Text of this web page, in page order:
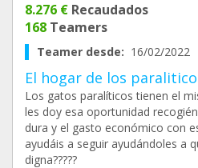
8.276 € Recaudados
168 Teamers
Teamer desde: 16/02/2022
El hogar de los
Los gatos paralíticos tienen el
les doy esa oportunidad
dura y el gasto económico con
ayudáis a seguir ayudándoles a
digna?????